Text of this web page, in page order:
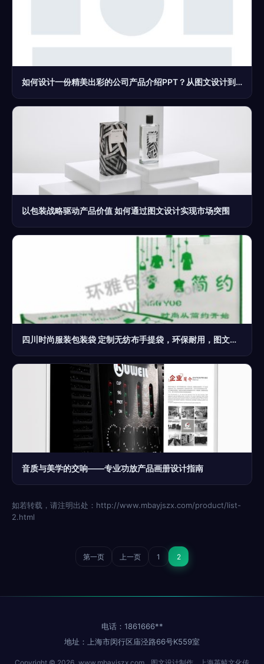
如何设计一份精美出彩的公司产品介绍PPT？从图文设计到演示呈现的完整指南
以包装战略驱动产品价值 如何通过图文设计实现市场突围
四川时尚服装包装袋 定制无纺布手提袋，环保耐用，图文设计一体化制作
音质与美学的交响——专业功放产品画册设计指南
如若转载，请注明出处：http://www.mbayjszx.com/product/list-
2.html
第一页 上一页 1 2
电话：1861666**
地址：上海市闵行区庙泾路66号K559室